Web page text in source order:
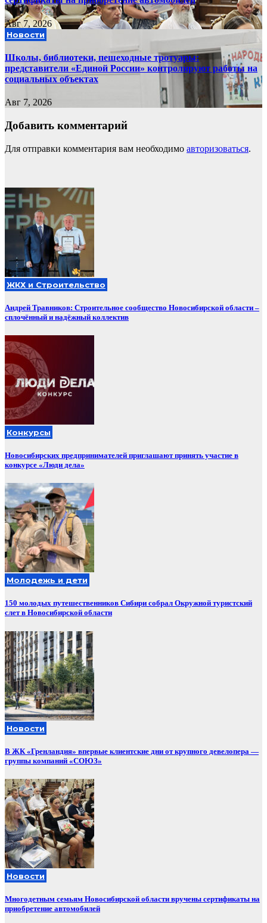
Авг 7, 2026
Новости
Школы, библиотеки, пешеходные тротуары:
представители «Единой России» контролируют работы на
социальных объектах
Авг 7, 2026
Добавить комментарий
Для отправки комментария вам необходимо авторизоваться.
ЖКХ и Строительство
Андрей Травников: Строительное сообщество Новосибирской области –
сплочённый и надёжный коллектив
Конкурсы
Новосибирских предпринимателей приглашают принять участие в
конкурсе «Люди дела»
Молодежь и дети
150 молодых путешественников Сибири собрал Окружной туристский
слет в Новосибирской области
Новости
В ЖК «Гренландия» впервые клиентские дни от крупного девелопера —
группы компаний «СОЮЗ»
Новости
Многодетным семьям Новосибирской области вручены сертификаты на
приобретение автомобилей